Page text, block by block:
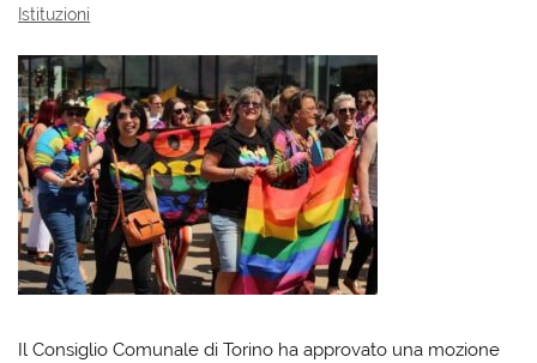
Istituzioni
Il Consiglio Comunale di Torino ha approvato una mozione